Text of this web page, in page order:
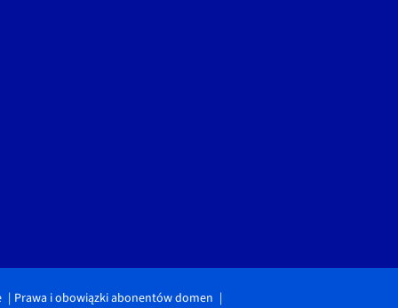
Prawa i obowiązki abonentów domen